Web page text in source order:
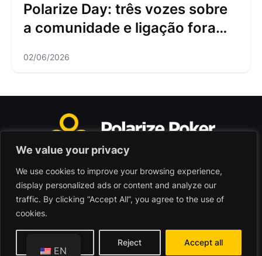
We value your privacy
We use cookies to improve your browsing experience,
display personalized ads or content and analyze our
traffic. By clicking “Accept All”, you agree to the use of
cookies.
Reject Accept all
Polarize Day: três vozes sobre
a comunidade e ligação fora
02/06/2026
Polarize Poker Limited, Malta
Commercial company registered under no. C103402
Terms of use
Privacy Policy
EN